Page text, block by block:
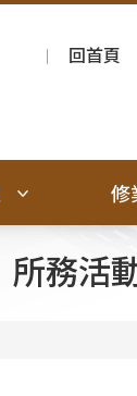
回首頁
修
所務活